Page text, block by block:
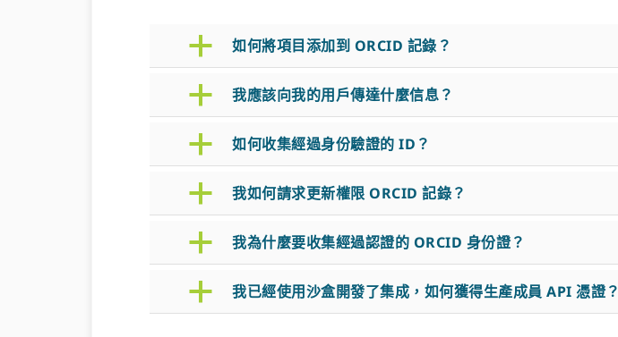
a 如何將項目添加到 ORCID 記錄？
a 我應該向我的用戶傳達什麼信息？
a 如何收集經過身份驗證的 ID？
a 我如何請求更新權限 ORCID 記錄？
a 我為什麼要收集經過認證的 ORCID 身份證？
a 我已經使用沙盒開發了集成，如何獲得生產成員 API 憑證？